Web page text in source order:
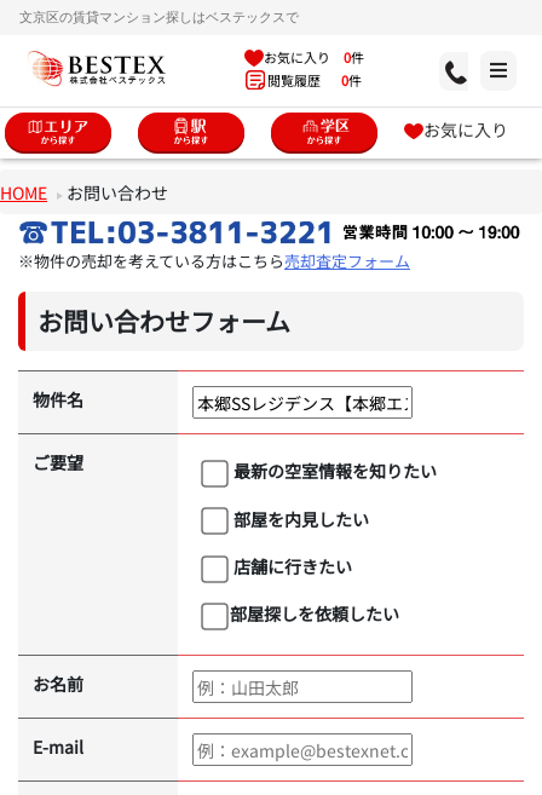
文京区の賃貸マンション探しはベステックスで
お気に入り 0件
閲覧履歴 0件
お気に入り
HOME お問い合わせ
※物件の売却を考えている方はこちら売却査定フォーム
お問い合わせフォーム
物件名
ご要望
最新の空室情報を知りたい
部屋を内見したい
店舗に行きたい
部屋探しを依頼したい
お名前
E-mail